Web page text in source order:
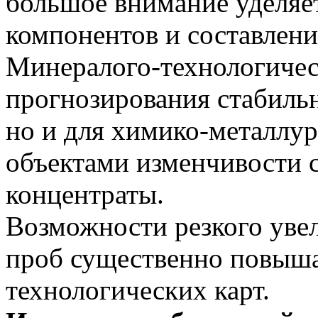
компонентов и
Минералого-
прогнозирования
но и для химико-
объектами изменчивости
концентраты.
Возможности резкого
проб существенно
технологических карт.